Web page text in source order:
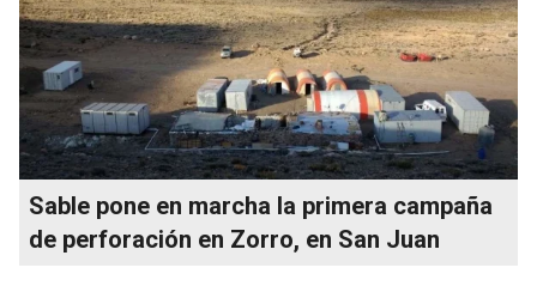
Sable pone en marcha la primera campaña
de perforación en Zorro, en San Juan